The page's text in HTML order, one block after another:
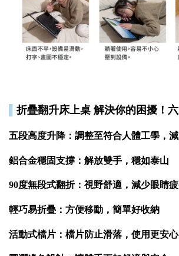
折疊翻升床上桌 解決你的困擾！
五段高度升降：調整至符合人體工學，
鋁合金穩固支撐：解放雙手，穩如泰山
90度無段式翻折：視野舒適，減少眼睛
輕巧易折疊：方便移動，簡單好收納
活動式檔片：檔片防止滑落，使用更安心